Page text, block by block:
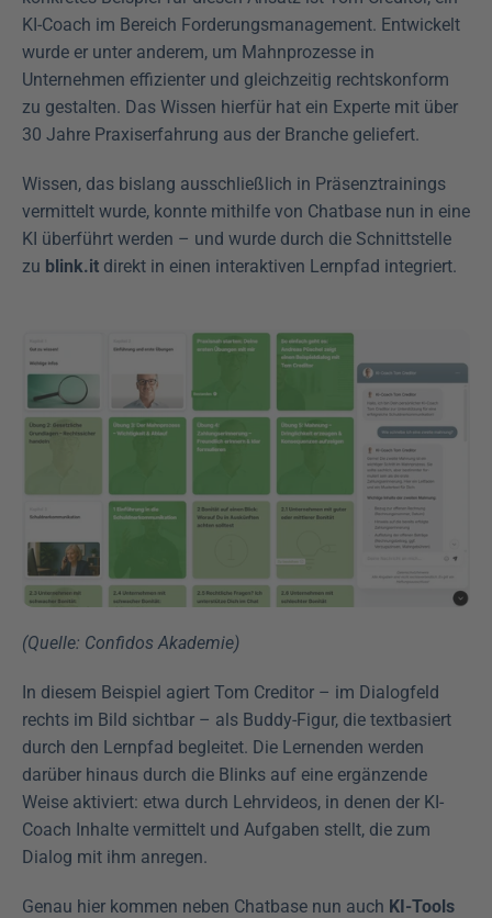
KI-Coach im Bereich Forderungsmanagement. Entwickelt
wurde er unter anderem, um Mahnprozesse in
Unternehmen effizienter und gleichzeitig rechtskonform
zu gestalten. Das Wissen hierfür hat ein Experte mit über
30 Jahre Praxiserfahrung aus der Branche geliefert.
Wissen, das bislang ausschließlich in Präsenztrainings
vermittelt wurde, konnte mithilfe von Chatbase nun in eine
KI überführt werden – und wurde durch die Schnittstelle
zu blink.it direkt in einen interaktiven Lernpfad integriert.
(Quelle: Confidos Akademie)
In diesem Beispiel agiert Tom Creditor – im Dialogfeld
rechts im Bild sichtbar – als Buddy-Figur, die textbasiert
durch den Lernpfad begleitet. Die Lernenden werden
darüber hinaus durch die Blinks auf eine ergänzende
Weise aktiviert: etwa durch Lehrvideos, in denen der KI-
Coach Inhalte vermittelt und Aufgaben stellt, die zum
Dialog mit ihm anregen.
Genau hier kommen neben Chatbase nun auch KI-Tools